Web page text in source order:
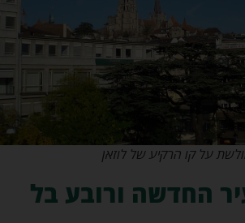
על קו הרקיע של לוזאן
העיר החדשה ורובע בל